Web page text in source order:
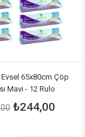
65x80cm Çöp
Mavi - 12 Rulo
₺244,00